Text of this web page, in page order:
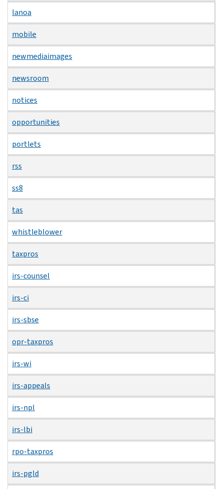
lanoa
mobile
newmediaimages
newsroom
notices
opportunities
portlets
rss
ss8
tas
whistleblower
taxpros
irs-counsel
irs-ci
irs-sbse
opr-taxpros
irs-wi
irs-appeals
irs-npl
irs-lbi
rpo-taxpros
irs-pgld